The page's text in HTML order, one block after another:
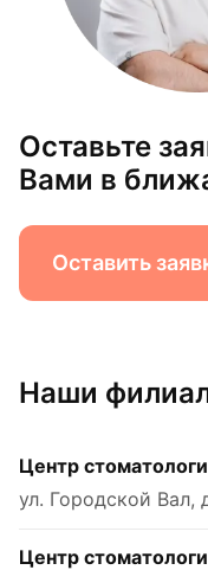
Оставьте
Вами в
Оставить
Наши
Центр
ул. Городской Вал,
Центр